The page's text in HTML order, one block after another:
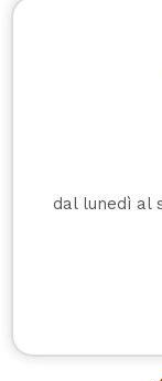
dal lunedì al